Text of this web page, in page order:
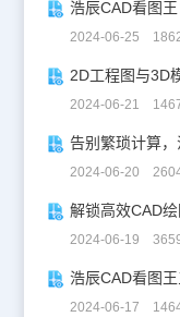
的浩辰CAD软件中
段线快捷键命令对我
浩辰CAD看图
2024-06-25
2D工程图与3D
2024-06-21
2024-06-20
2024-06-19
2024-06-17